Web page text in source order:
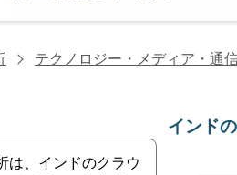
テクノロジー・メディア・通
は、インドのクラウ
インド